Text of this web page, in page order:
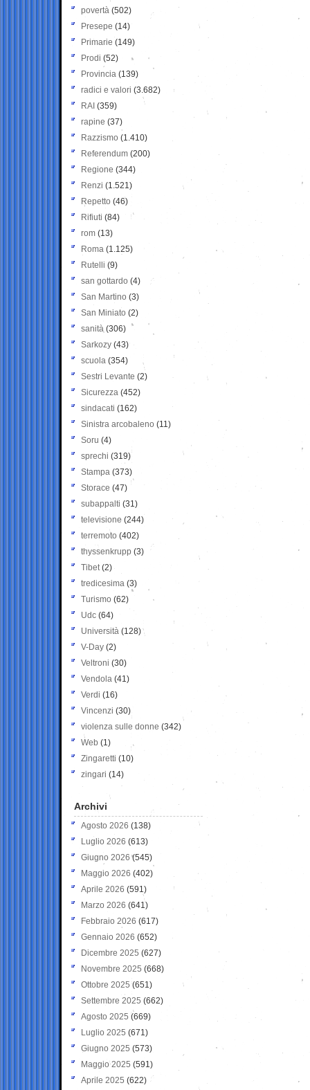
povertà (502)
Presepe (14)
Primarie (149)
Prodi (52)
Provincia (139)
radici e valori (3.682)
RAI (359)
rapine (37)
Razzismo (1.410)
Referendum (200)
Regione (344)
Renzi (1.521)
Repetto (46)
Rifiuti (84)
rom (13)
Roma (1.125)
Rutelli (9)
san gottardo (4)
San Martino (3)
San Miniato (2)
sanità (306)
Sarkozy (43)
scuola (354)
Sestri Levante (2)
Sicurezza (452)
sindacati (162)
Sinistra arcobaleno (11)
Soru (4)
sprechi (319)
Stampa (373)
Storace (47)
subappalti (31)
televisione(244)
terremoto (402)
thyssenkrupp (3)
Tibet(2)
tredicesima (3)
Turismo (62)
Udc (64)
Università (128)
V-Day (2)
Veltroni (30)
Vendola (41)
Verdi (16)
Vincenzi (30)
violenza sulle donne (342)
Web (1)
Zingaretti (10)
zingari (14)
Archivi
Agosto 2026 (138)
Luglio 2026 (613)
Giugno 2026 (545)
Maggio 2026 (402)
Aprile 2026 (591)
Marzo 2026 (641)
Febbraio 2026 (617)
Gennaio 2026 (652)
Dicembre 2025 (627)
Novembre 2025 (668)
Ottobre 2025 (651)
Settembre 2025 (662)
Agosto 2025 (669)
Luglio 2025 (671)
Giugno 2025 (573)
Maggio 2025 (591)
Aprile 2025 (622)